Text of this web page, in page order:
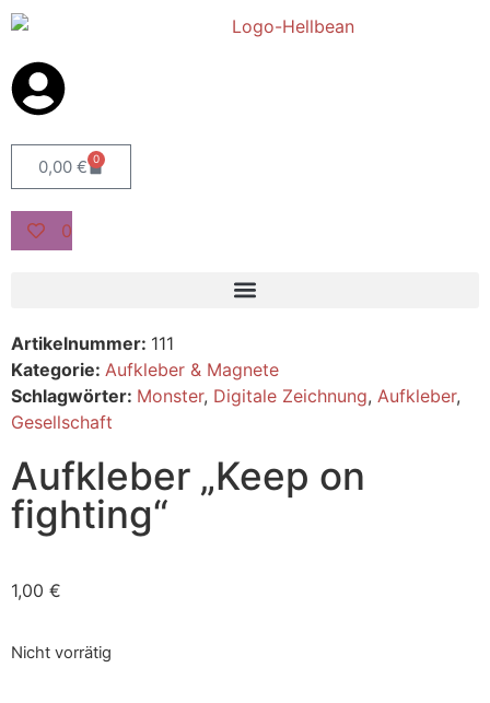
0,00 € 0
0
Artikelnummer: 111
Kategorie: Aufkleber & Magnete
Schlagwörter: Monster, Digitale Zeichnung, Aufkleber,
Gesellschaft
Aufkleber „Keep on
fighting“
1,00 €
Nicht vorrätig